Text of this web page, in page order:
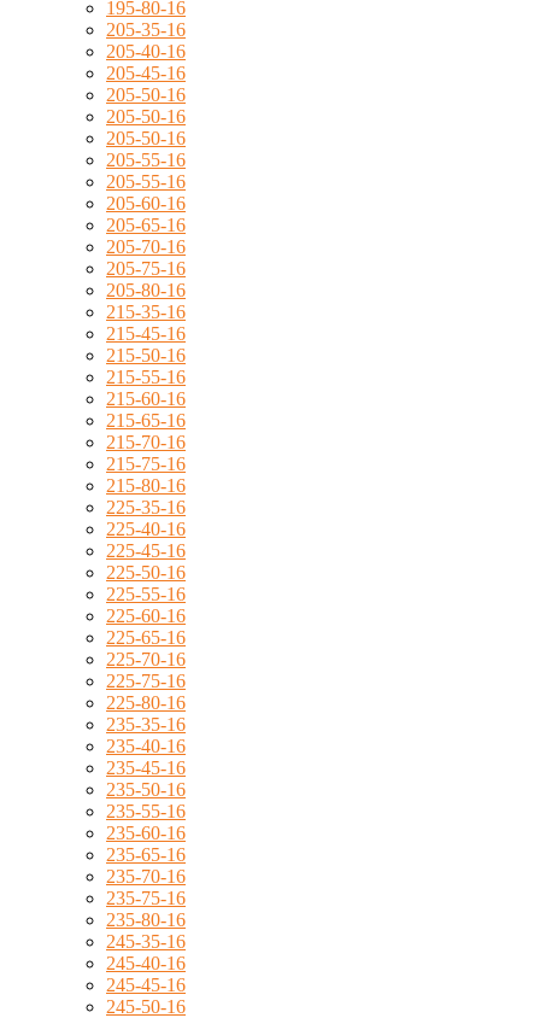
195-80-16
205-35-16
205-40-16
205-45-16
205-50-16
205-50-16
205-50-16
205-55-16
205-55-16
205-60-16
205-65-16
205-70-16
205-75-16
205-80-16
215-35-16
215-45-16
215-50-16
215-55-16
215-60-16
215-65-16
215-70-16
215-75-16
215-80-16
225-35-16
225-40-16
225-45-16
225-50-16
225-55-16
225-60-16
225-65-16
225-70-16
225-75-16
225-80-16
235-35-16
235-40-16
235-45-16
235-50-16
235-55-16
235-60-16
235-65-16
235-70-16
235-75-16
235-80-16
245-35-16
245-40-16
245-45-16
245-50-16